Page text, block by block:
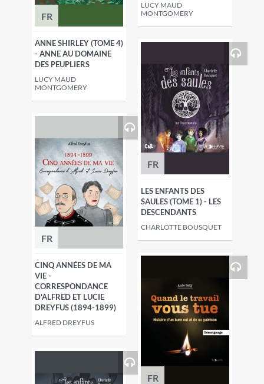
FR
ANNE SHIRLEY (TOME 4)
- ANNE AU DOMAINE
DES PEUPLIERS
LUCY MAUD
MONTGOMERY
LUCY MAUD
MONTGOMERY
FR
CINQ ANNÉES DE MA
VIE -
CORRESPONDANCE
D'ALFRED ET LUCIE
DREYFUS (1894-1899)
ALFRED DREYFUS
FR
LES ENFANTS DES
SAULES (TOME 1) - LES
DESCENDANTS
CHARLOTTE BOUSQUET
FR